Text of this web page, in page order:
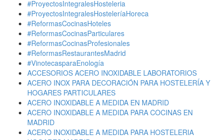
#ProyectosIntegralesHosteleria
#ProyectosIntegralesHosteleríaHoreca
#ReformasCocinasHoteles
#ReformasCocinasParticulares
#ReformasCocinasProfesionales
#ReformasRestaurantesMadrid
#VinotecasparaEnología
ACCESORIOS ACERO INOXIDABLE LABORATORIOS
ACERO INOX PARA DECORACIÓN PARA HOSTELERÍA Y
HOGARES PARTICULARES
ACERO INOXIDABLE A MEDIDA EN MADRID
ACERO INOXIDABLE A MEDIDA PARA COCINAS EN
MADRID
ACERO INOXIDABLE A MEDIDA PARA HOSTELERIA